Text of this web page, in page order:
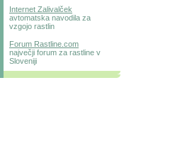
Internet Zalivalček
avtomatska navodila za
vzgojo rastlin
Forum Rastline.com
največji forum za rastline v
Sloveniji